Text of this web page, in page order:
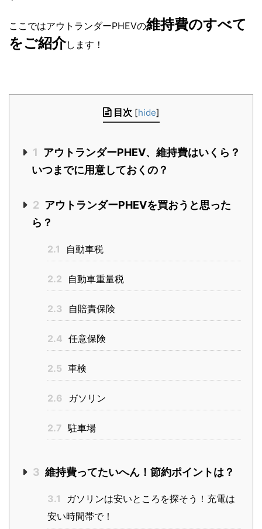
ここではアウトランダーPHEVの維持費のすべて
をご紹介します！
目次 [hide]
1 アウトランダーPHEV、維持費はいくら？
いつまでに用意しておくの？
2 アウトランダーPHEVを買おうと思った
ら？
2.1 自動車税
2.2 自動車重量税
2.3 自賠責保険
2.4 任意保険
2.5 車検
2.6 ガソリン
2.7 駐車場
3 維持費ってたいへん！節約ポイントは？
3.1
ガソリンは安いところを探そう！充電は
安い時間帯で！